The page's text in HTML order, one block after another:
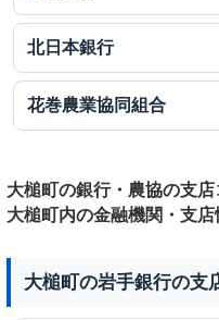
北日本銀行
花巻農業協同組合
大槌町の銀行・農協の支
大槌町内の金融機関・支
大槌町の岩手銀行の支